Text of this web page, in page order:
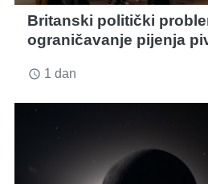
Britanski politički
ograničavanje pijenja
access_time 1 dan